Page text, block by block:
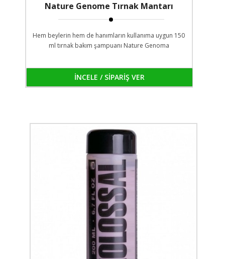
Nature Genome Tırnak Mantarı
Şampuanı
Hem beylerin hem de hanımların kullanıma uygun 150
ml tırnak bakım şampuanı Nature Genoma
İNCELE / SİPARİŞ VER